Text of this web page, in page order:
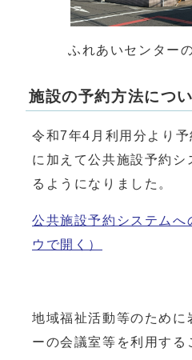
ふれあいセンター
施設の予約方法につ
令和7年4月利用分より
に加えて公共施設予約シ
るようになりました。
公共施設予約システムへ
ウで開く）
地域福祉活動等のために
ーの会議室等を利用する